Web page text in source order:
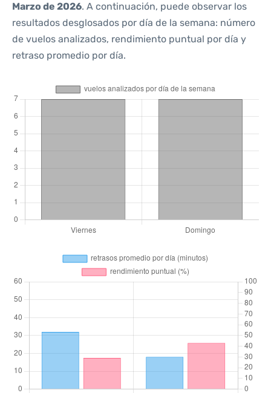
Marzo de 2026. A continuación, puede observar los
resultados desglosados por día de la semana: número
de vuelos analizados, rendimiento puntual por día y
retraso promedio por día.